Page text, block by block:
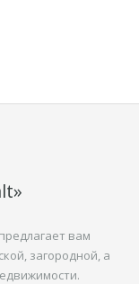
вам
загородной, а